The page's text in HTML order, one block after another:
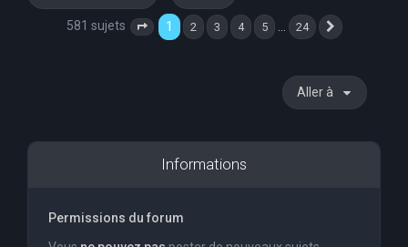
581 sujets Page 1 sur 24
1 2 3 4 5 … 24
Aller à
Informations
Permissions du forum